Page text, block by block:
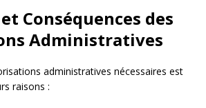
Conséquences des
Administratives
administratives nécessaires est
raisons :